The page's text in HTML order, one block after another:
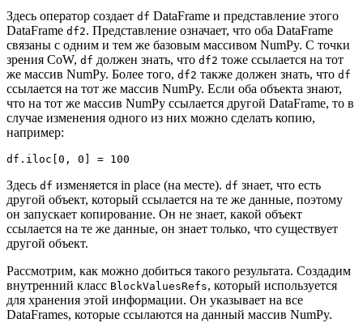
Здесь оператор создает df DataFrame и представление этого
DataFrame df2. Представление означает, что оба DataFrame
связаны с одним и тем же базовым массивом NumPy. С точки
зрения CoW, df должен знать, что df2 тоже ссылается на тот
же массив NumPy. Более того, df2 также должен знать, что df
ссылается на тот же массив NumPy. Если оба объекта знают,
что на тот же массив NumPy ссылается другой DataFrame, то в
случае изменения одного из них можно сделать копию,
например:
df.iloc[0, 0] = 100
Здесь df изменяется in place (на месте). df знает, что есть
другой объект, который ссылается на те же данные, поэтому
он запускает копирование. Он не знает, какой объект
ссылается на те же данные, он знает только, что существует
другой объект.
Рассмотрим, как можно добиться такого результата. Создадим
внутренний класс BlockValuesRefs, который используется
для хранения этой информации. Он указывает на все
DataFrames, которые ссылаются на данный массив NumPy.